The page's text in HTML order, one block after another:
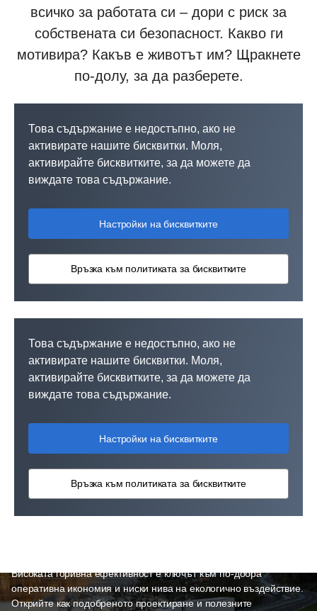
всичко за работата си – дори с риск за
собствената си безопасност. Какво ги
мотивира? Какъв е животът им? Щракнете
по-долу, за да разберете.
Това съдържание е недостъпно, ако не
активирате нашите бисквитки. Моля,
активирайте бисквитките, за да можете да
виждате това съдържание.
Настройки на бисквитките
Връзка към политиката за бисквитките
Това съдържание е недостъпно, ако не
активирате нашите бисквитки. Моля,
активирайте бисквитките, за да можете да
виждате това съдържание.
Настройки на бисквитките
Връзка към политиката за бисквитките
Високата горивна ефективност е ключът към по-добра
оперативна икономия и ниски нива на екологично въздействие.
Открийте как подобреното проектиране и полезните